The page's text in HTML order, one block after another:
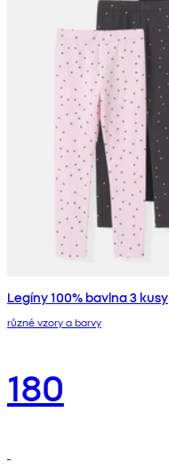
Legíny 100% bavlna 3 kusy
různé vzory a barvy
180